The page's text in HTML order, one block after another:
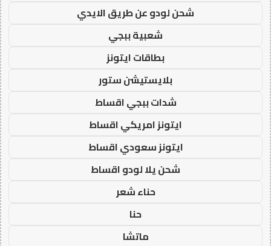
شحن لودو عن طريق الايدي
شعبية ببجي
بطاقات ايتونز
بلايستيشن ستور
شدات ببجي اقساط
ايتونز امريكي اقساط
ايتونز سعودي اقساط
شحن يلا لودو اقساط
حناء شعر
حنا
ماتشا